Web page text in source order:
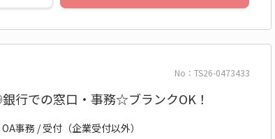
No：TS26-0473433
行での窓口・事務☆ブランクOK！
事務 / 受付（企業受付以外）